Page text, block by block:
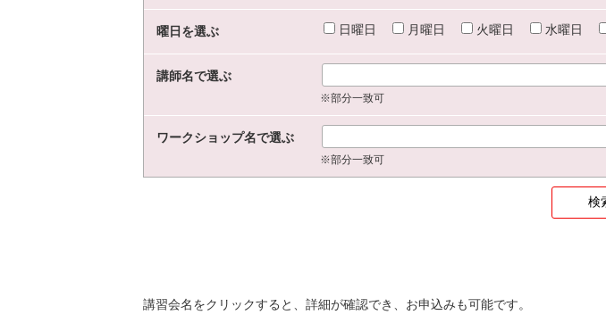
曜日を選ぶ 日曜日 月曜日 火曜日 水曜日
講師名で選ぶ
※部分一致可
ワークショップ名で選ぶ
※部分一致可
講習会名をクリックすると、詳細が確認でき、お申込みも可能です。